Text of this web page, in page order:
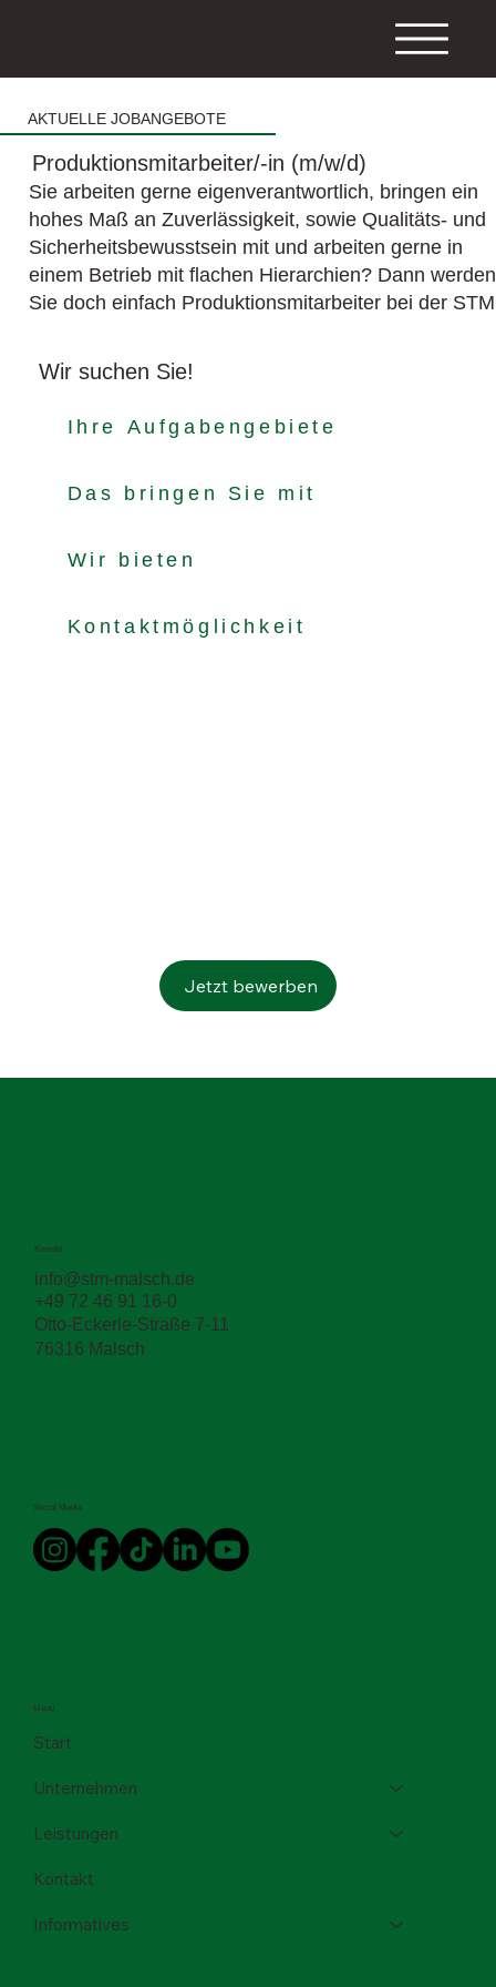
AKTUELLE JOBANGEBOTE
Produktionsmitarbeiter/-in (m/w/d)
Sie arbeiten gerne eigenverantwortlich, bringen ein
hohes Maß an Zuverlässigkeit, sowie Qualitäts- und
Sicherheitsbewusstsein mit und arbeiten gerne in
einem Betrieb mit flachen Hierarchien? Dann werden
Sie doch einfach Produktionsmitarbeiter bei der
Wir suchen Sie!
Ihre Aufgabengebiete
Das bringen Sie mit
Wir bieten
Kontaktmöglichkeit
Jetzt bewerben
Menü
Start
Unternehmen
Leistungen
Kontakt
Informatives
Kontakt
info@stm-malsch.de
+49 72 46 91 16-0
Otto-Eckerle-Straße 7-11
76316 Malsch
Social Media